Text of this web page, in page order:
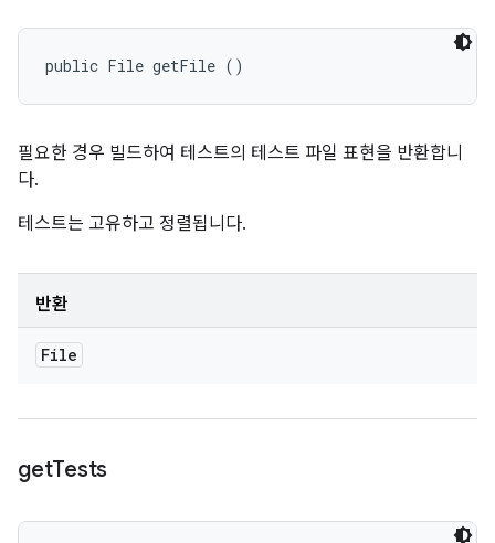
public File getFile ()
필요한 경우 빌드하여 테스트의 테스트 파일 표현을 반환합니
다.
테스트는 고유하고 정렬됩니다.
반환
File
getTests